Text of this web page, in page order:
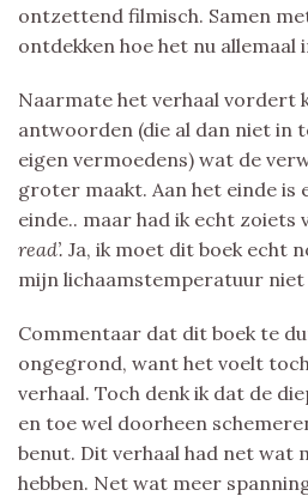
ontzettend filmisch. Samen
ontdekken hoe het nu allemaal
Naarmate het verhaal vordert
antwoorden (die al dan niet in
eigen vermoedens) wat de
groter maakt. Aan het einde is
einde.. maar had ik echt zoiets
read’. Ja, ik moet dit boek echt
mijn lichaamstemperatuur niet
Commentaar dat dit boek te
ongegrond, want het voelt
verhaal. Toch denk ik dat de
en toe wel doorheen
benut. Dit verhaal had net wat
hebben. Net wat meer